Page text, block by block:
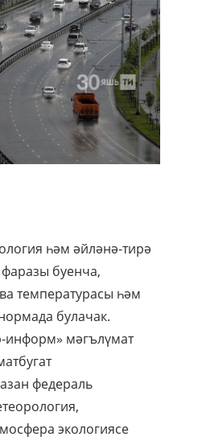
һәм әйләнә-тирә
фаразы буенча,
температурасы һәм
булачак.
информ» мәгълүмат
федераль
экологиясе